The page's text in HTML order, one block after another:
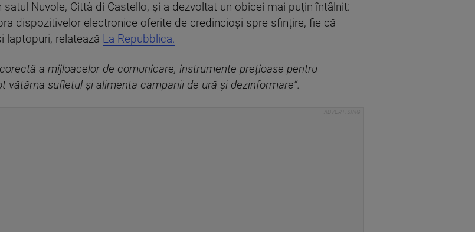
Nuvole, Città di Castello, și a dezvoltat un obicei mai puțin întâlnit:
dispozitivelor electronice oferite de credincioși spre sfințire, fie că
laptopuri, relatează La Repubblica.
a mijloacelor de comunicare, instrumente prețioase pentru
vătăma sufletul și alimenta campanii de ură și dezinformare”.